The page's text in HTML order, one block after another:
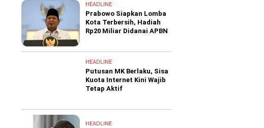
HEADLINE
Prabowo Siapkan Lomba
Kota Terbersih, Hadiah
Rp20 Miliar Didanai APBN
HEADLINE
Putusan MK Berlaku, Sisa
Kuota Internet Kini Wajib
Tetap Aktif
HEADLINE